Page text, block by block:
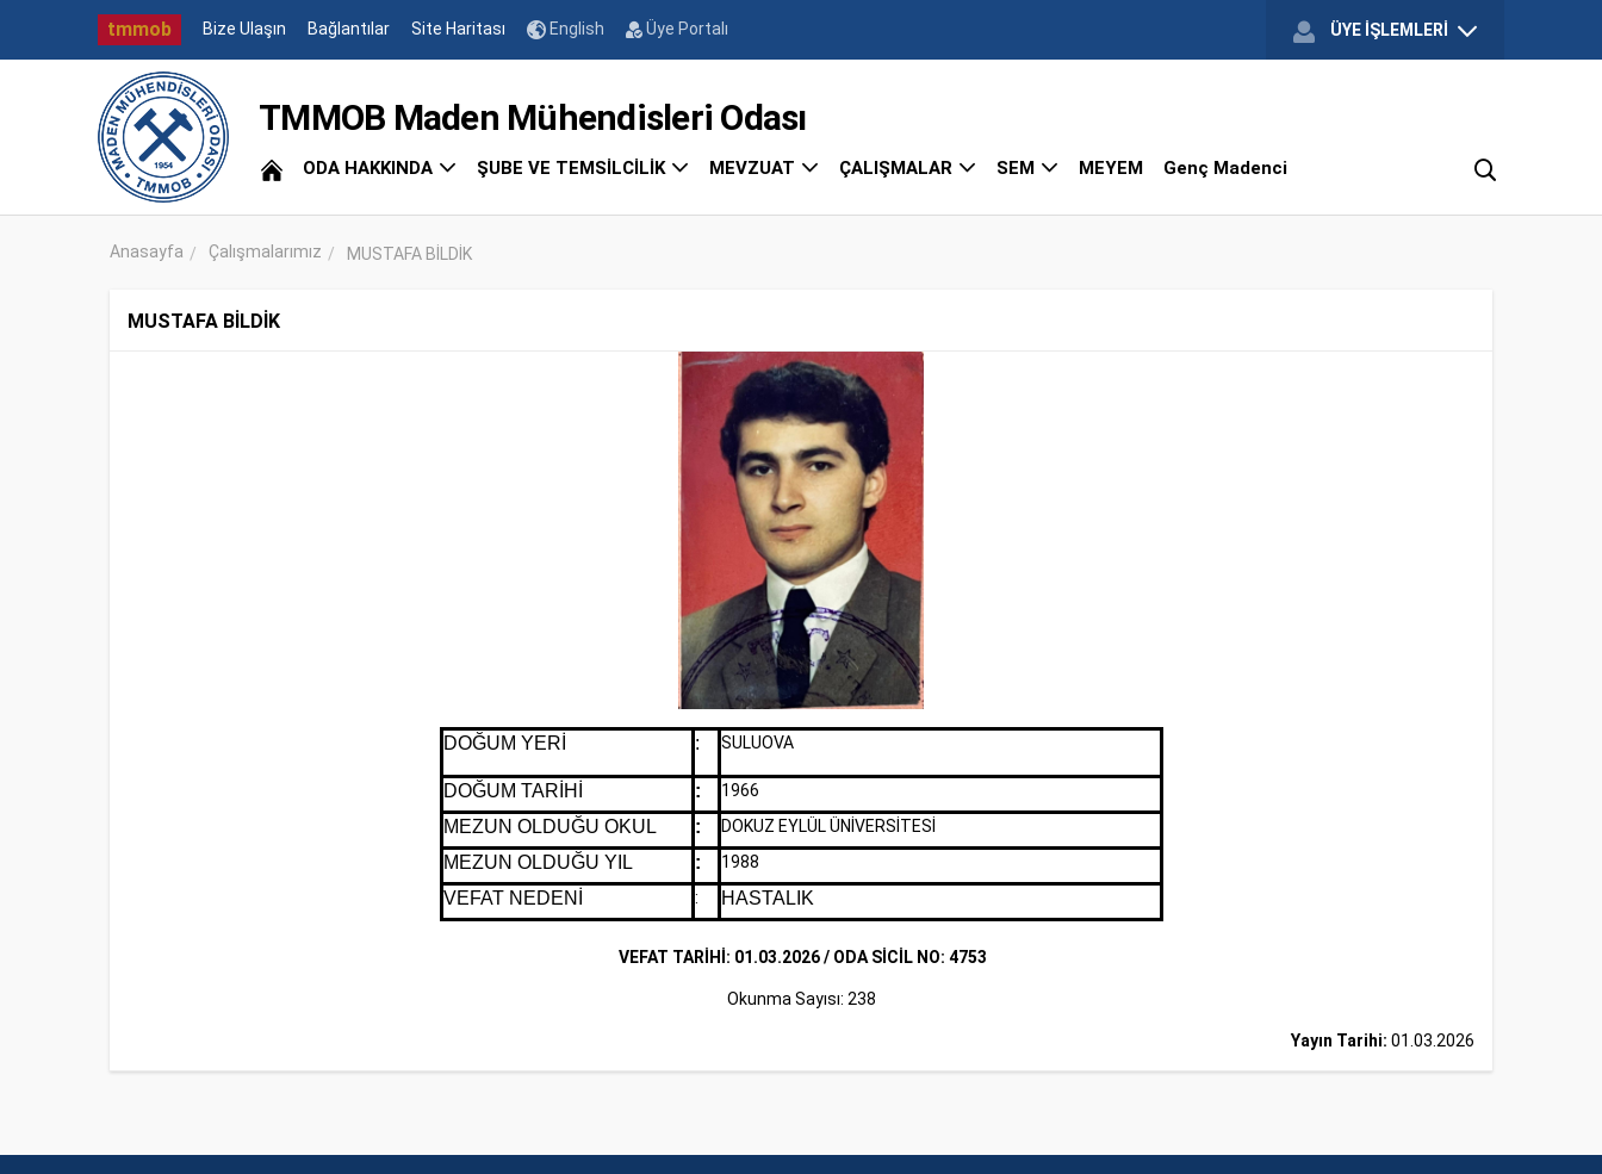
tmmob Bize Ulaşın Bağlantılar Site Haritası English Üye Portalı ÜYE İŞLEMLERİ
TMMOB Maden Mühendisleri Odası
ODA HAKKINDA ŞUBE VE TEMSİLCİLİK MEVZUAT ÇALIŞMALAR SEM MEYEM Genç Madenci
Anasayfa Çalışmalarımız MUSTAFA BİLDİK
MUSTAFA BİLDİK
DOĞUM YERİ : SULUOVA
DOĞUM TARİHİ : 1966
MEZUN OLDUĞU OKUL : DOKUZ EYLÜL ÜNİVERSİTESİ
MEZUN OLDUĞU YIL : 1988
VEFAT NEDENİ : HASTALIK
VEFAT TARİHİ: 01.03.2026 / ODA SİCİL NO: 4753
Okunma Sayısı: 238
Yayın Tarihi: 01.03.2026